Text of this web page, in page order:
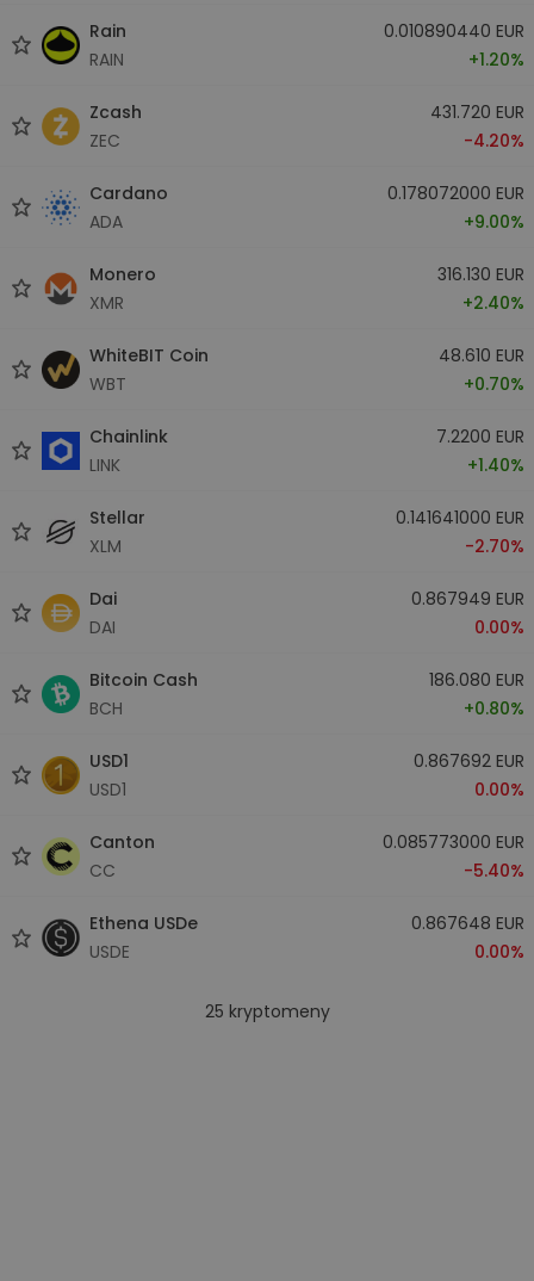
Rain
RAIN
0.010890440 EUR
+1.20%
Zcash
ZEC
431.720 EUR
-4.20%
Cardano
ADA
0.178072000 EUR
+9.00%
Monero
XMR
316.130 EUR
+2.40%
WhiteBIT Coin
WBT
48.610 EUR
+0.70%
Chainlink
LINK
7.2200 EUR
+1.40%
Stellar
XLM
0.141641000 EUR
-2.70%
Dai
DAI
0.867949 EUR
0.00%
Bitcoin Cash
BCH
186.080 EUR
+0.80%
USD1
USD1
0.867692 EUR
0.00%
Canton
CC
0.085773000 EUR
-5.40%
Ethena USDe
USDE
0.867648 EUR
0.00%
25 kryptomeny